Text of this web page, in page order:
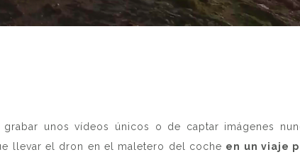
unos vídeos únicos o de captar imágenes
llevar el dron en el maletero del coche en un viaje